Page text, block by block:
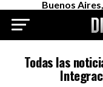
Buenos
Todas las